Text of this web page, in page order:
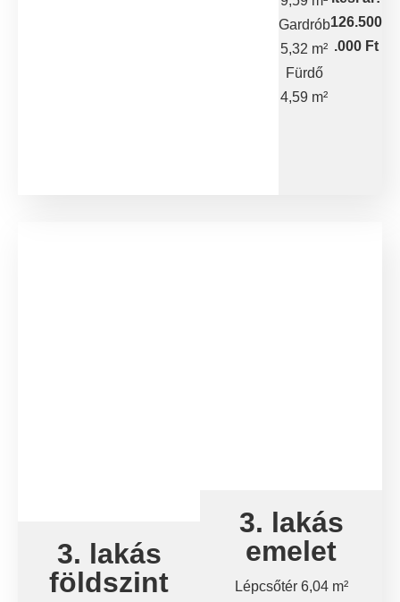
Gardrób
5,32 m²
Fürdő
4,59 m²
126.500
.000 Ft
3. lakás
földszint
3. lakás
emelet
Lépcsőtér 6,04 m²